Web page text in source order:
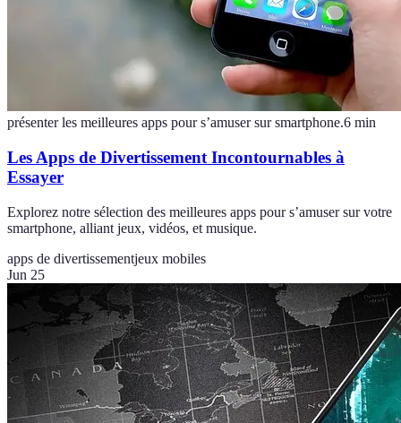
présenter les meilleures apps pour s’amuser sur smartphone.6 min
Les Apps de Divertissement Incontournables à
Essayer
Explorez notre sélection des meilleures apps pour s’amuser sur votre
smartphone, alliant jeux, vidéos, et musique.
apps de divertissementjeux mobiles
Jun 25